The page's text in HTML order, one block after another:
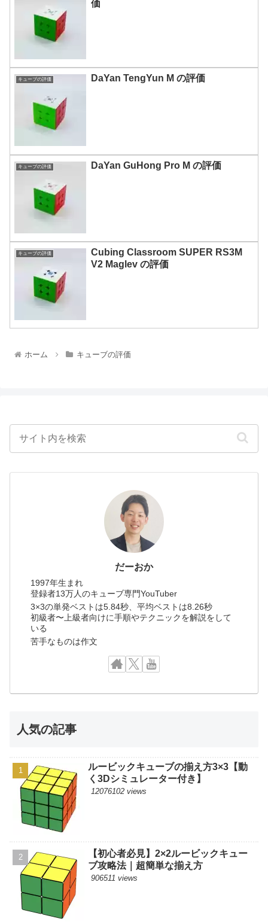
価
キューブの評価 DaYan TengYun M の評価
キューブの評価 DaYan GuHong Pro M の評価
キューブの評価
Cubing Classroom SUPER RS3M
V2 Maglev の評価
ホーム キューブの評価
だーおか
1997年生まれ
登録者13万人のキューブ専門YouTuber
3×3の単発ベストは5.84秒、平均ベストは8.26秒
初級者〜上級者向けに手順やテクニックを解説をして
いる
苦手なものは作文
人気の記事
ルービックキューブの揃え方3×3【動
く3Dシミュレーター付き】
12076102 views
【初心者必見】2×2ルービックキュー
ブ攻略法｜超簡単な揃え方
906511 views